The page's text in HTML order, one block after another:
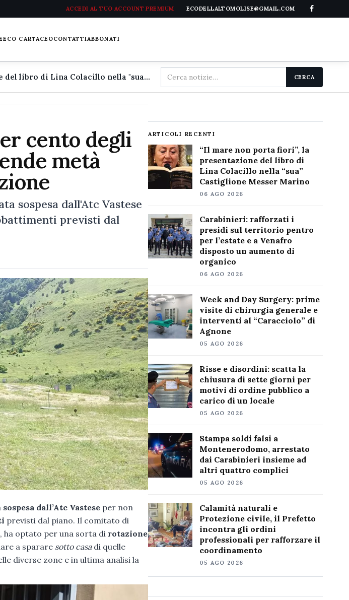
ACCEDI AL TUO ACCOUNT PREMIUM ECODELLALTOMOLISE@GMAIL.COM
ECO CARTACEOCONTATTIABBONATI
"Il mare non porta fiori", la presentazione del libro di Lina Colacillo nella "sua" Castiglione Messer Marino
Cerca
nel
CERCA
cento degli
metà
sospesa dall'Atc Vastese
previsti dal
sospesa dall’Atc Vastese per non
previsti dal piano. Il comitato di
ha optato per una sorta di rotazione
a sparare sotto casadi quelle
diverse zone e in ultima analisi la
ARTICOLI RECENTI
“Il mare non porta fiori”, la
presentazione del libro di
Lina Colacillo nella “sua”
Castiglione Messer Marino
06 AGO 2026
Carabinieri: rafforzati i
presidi sul territorio pentro
per l’estate e a Venafro
disposto un aumento di
organico
06 AGO 2026
Week and Day Surgery: prime
visite di chirurgia generale e
interventi al “Caracciolo” di
Agnone
05 AGO 2026
Risse e disordini: scatta la
chiusura di sette giorni per
motivi di ordine pubblico a
carico di un locale
05 AGO 2026
Stampa soldi falsi a
Montenerodomo, arrestato
dai Carabinieri insieme ad
altri quattro complici
05 AGO 2026
Calamità naturali e
Protezione civile, il Prefetto
incontra gli ordini
professionali per rafforzare il
coordinamento
05 AGO 2026